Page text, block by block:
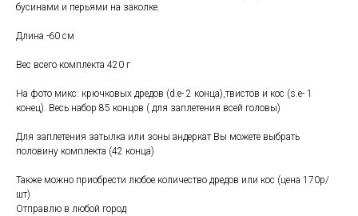
бусинами и перьями на заколке.
Длина -60 см
Вес всего комплекта 420 г
На фото микс: крючковых дредов (d.e- 2 конца),твистов и кос (s.e- 1
конец). Весь набор 85 концов ( для заплетения всей головы)
Для заплетения затылка или зоны андеркат Вы можете выбрать
половину комплекта (42 конца)
Также можно приобрести любое количество дредов или кос (цена 170р/
шт)
Отправлю в любой город